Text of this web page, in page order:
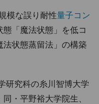
模な誤り耐性量子コン
「魔法状態」を低コ
状態蒸留法」の構築
研究科の糸川智博大学
・平野裕大学院生、